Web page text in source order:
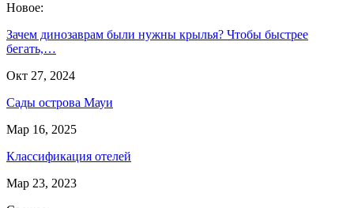
Новое:
Зачем динозаврам были нужны крылья? Чтобы быстрее
бегать,…
Окт 27, 2024
Сады острова Мауи
Мар 16, 2025
Классификация отелей
Мар 23, 2023